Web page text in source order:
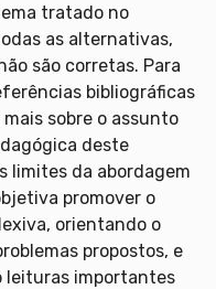
tratado no
as alternativas,
são corretas. Para
bibliográficas
sobre o assunto
deste
limites da abordagem
promover o
orientando o
propostos, e
leituras importantes